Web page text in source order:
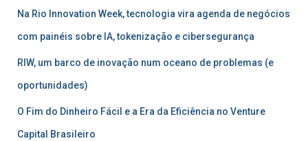
Na Rio Innovation Week, tecnologia vira agenda de negócios
com painéis sobre IA, tokenização e cibersegurança
RIW, um barco de inovação num oceano de problemas (e
oportunidades)
O Fim do Dinheiro Fácil e a Era da Eficiência no Venture
Capital Brasileiro